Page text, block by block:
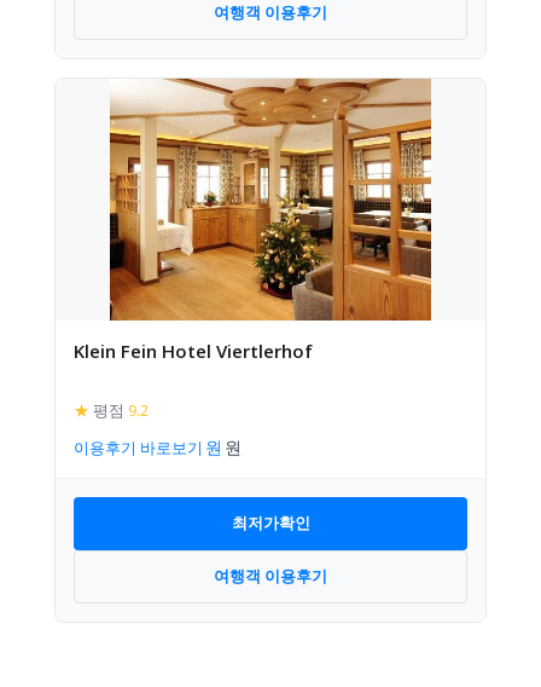
여행객 이용후기
Klein Fein Hotel Viertlerhof
★ 평점 9.2
이용후기 바로보기
최저가확인
여행객 이용후기